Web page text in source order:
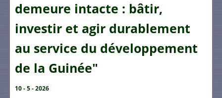
demeure intacte : bâtir,
investir et agir durablement
au service du développement
de la Guinée"
10 - 5 - 2026